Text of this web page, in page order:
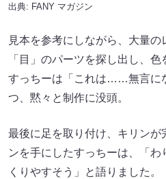
出典: FANY マガジン
見本を参考にしながら、大量の
「目」のパーツを探し出し、色
すっちーは「これは……無言に
つ、黙々と制作に没頭。
最後に足を取り付け、キリン
ンを手にしたすっちーは、「
くりやすそう」と語りました。